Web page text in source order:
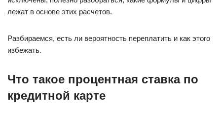
лежат в основе этих расчетов.
Разбираемся, есть ли вероятность переплатить и как этого
избежать.
Что такое процентная ставка по
кредитной карте